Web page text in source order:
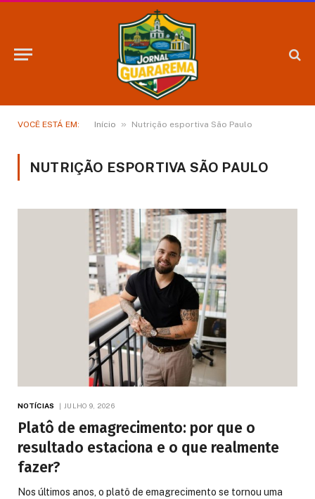
VOCÊ ESTÁ EM: Início » Nutrição esportiva São Paulo
NUTRIÇÃO ESPORTIVA SÃO PAULO
NOTÍCIAS JULHO 9, 2026
Platô de emagrecimento: por que o
resultado estaciona e o que realmente
fazer?
Nos últimos anos, o platô de emagrecimento se tornou uma